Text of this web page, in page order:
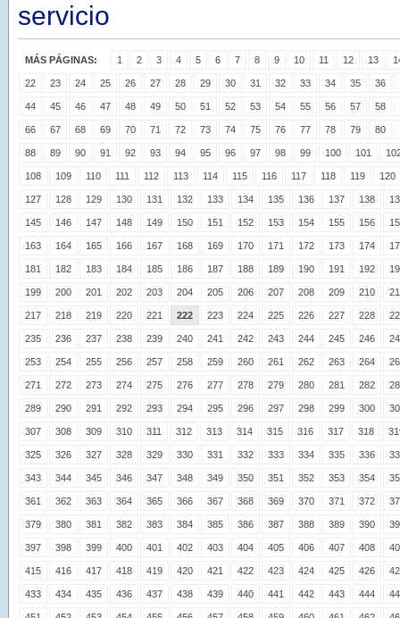
servicio
MÁS PÁGINAS: 1 2 3 4 5 6 7 8 9 10 11 12 13
22 23 24 25 26 27 28 29 30 31 32 33 34 35 36
44 45 46 47 48 49 50 51 52 53 54 55 56 57 58
66 67 68 69 70 71 72 73 74 75 76 77 78 79 80
88 89 90 91 92 93 94 95 96 97 98 99 100 101
108 109 110 111 112 113 114 115 116 117 118 119 120
127 128 129 130 131 132 133 134 135 136 137 138
145 146 147 148 149 150 151 152 153 154 155 156
163 164 165 166 167 168 169 170 171 172 173 174
181 182 183 184 185 186 187 188 189 190 191 192
199 200 201 202 203 204 205 206 207 208 209 210
217 218 219 220 221 222 223 224 225 226 227 228
235 236 237 238 239 240 241 242 243 244 245 246
253 254 255 256 257 258 259 260 261 262 263 264
271 272 273 274 275 276 277 278 279 280 281 282
289 290 291 292 293 294 295 296 297 298 299 300
307 308 309 310 311 312 313 314 315 316 317 318
325 326 327 328 329 330 331 332 333 334 335 336
343 344 345 346 347 348 349 350 351 352 353 354
361 362 363 364 365 366 367 368 369 370 371 372
379 380 381 382 383 384 385 386 387 388 389 390
397 398 399 400 401 402 403 404 405 406 407 408
415 416 417 418 419 420 421 422 423 424 425 426
433 434 435 436 437 438 439 440 441 442 443 444